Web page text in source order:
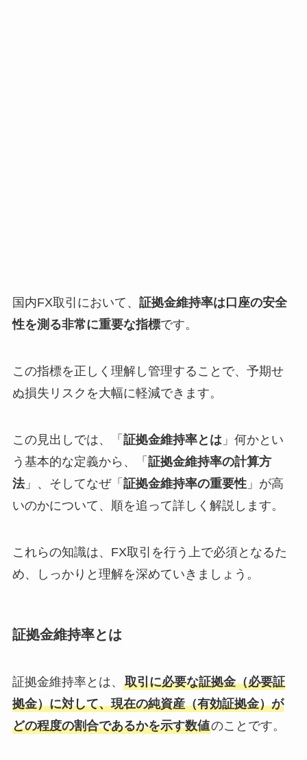
国内FX取引において、 証拠金維持率は口座の安全
性を測る非常に重要な指標です。
この指標を正しく理解し管理することで、予期せ
ぬ損失リスクを大幅に軽減できます。
この見出しでは、「 証拠金維持率とは 」何かとい
う基本的な定義から、「 証拠金維持率の計算方
法」、そしてなぜ「 証拠金維持率の重要性」が高
いのかについて、順を追って詳しく解説します。
これらの知識は、FX取引を行う上で必須となるた
め、しっかりと理解を深めていきましょう。
証拠金維持率とは
証拠金維持率とは、 取引に必要な証拠金（必要証
拠金）に対して、現在の純資産（有効証拠金）が
どの程度の割合であるかを示す数値のことです。